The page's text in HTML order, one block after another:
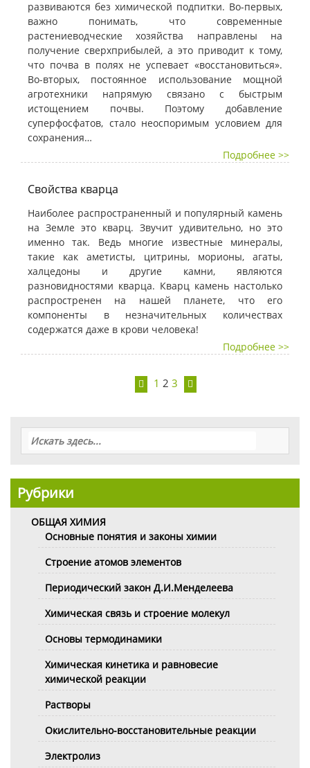
развиваются без химической подпитки. Во-первых,
важно понимать, что современные
растениеводческие хозяйства направлены на
получение сверхприбылей, а это приводит к тому,
что почва в полях не успевает «восстановиться».
Во-вторых, постоянное использование мощной
агротехники напрямую связано с быстрым
истощением почвы. Поэтому добавление
суперфосфатов, стало неоспоримым условием для
сохранения…
Подробнее >>
Свойства кварца
Наиболее распространенный и популярный камень
на Земле это кварц. Звучит удивительно, но это
именно так. Ведь многие известные минералы,
такие как аметисты, цитрины, морионы, агаты,
халцедоны и другие камни, являются
разновидностями кварца. Кварц камень настолько
распростренен на нашей планете, что его
компоненты в незначительных количествах
содержатся даже в крови человека!
Подробнее >>
1 2 3
Рубрики
ОБЩАЯ ХИМИЯ
Основные понятия и законы химии
Строение атомов элементов
Периодический закон Д.И.Менделеева
Химическая связь и строение молекул
Основы термодинамики
Химическая кинетика и равновесие
химической реакции
Растворы
Окислительно-восстановительные реакции
Электролиз